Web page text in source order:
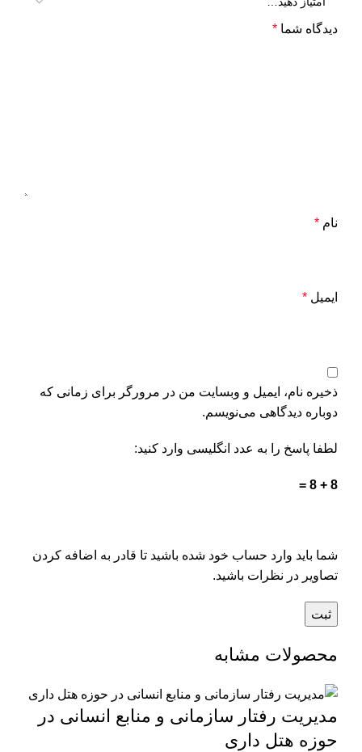
دیدگاه شما *
نام *
ایمیل *
ذخیره نام، ایمیل و وبسایت من در مرورگر برای زمانی که
دوباره دیدگاهی می‌نویسم.
لطفا پاسخ را به عدد انگلیسی وارد کنید:
8 + 8 =
شما باید وارد حساب خود شده باشید تا قادر به اضافه کردن
تصاویر در نظرات باشید.
محصولات مشابه
مدیریت رفتار سازمانی و منابع انسانی در
حوزه هتل داری